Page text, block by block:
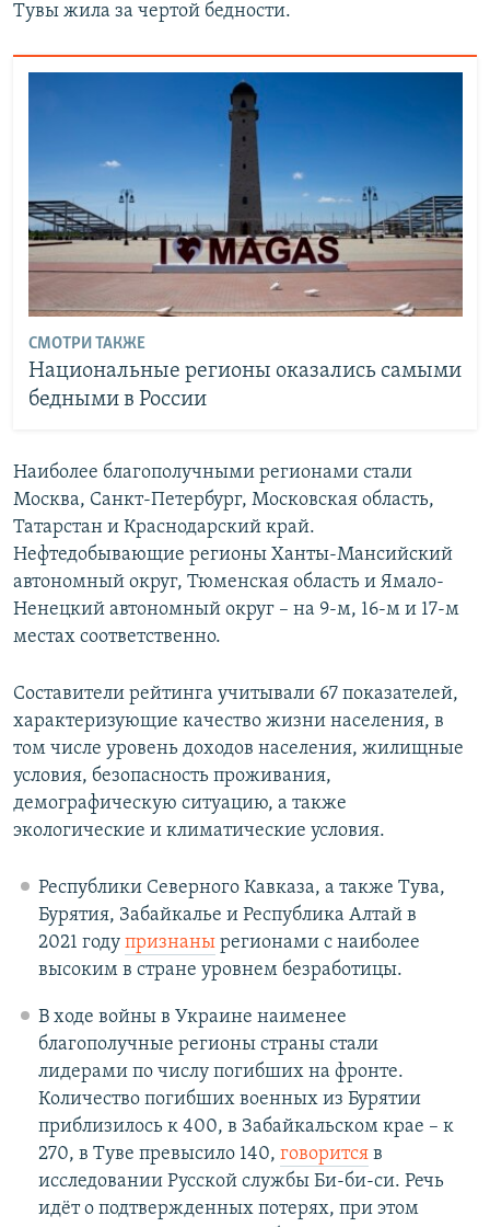
Тувы жила за чертой бедности.
СМОТРИ ТАКЖЕ
Национальные регионы оказались самыми
бедными в России
Наиболее благополучными регионами стали
Москва, Санкт-Петербург, Московская область,
Татарстан и Краснодарский край.
Нефтедобывающие регионы Ханты-Мансийский
автономный округ, Тюменская область и Ямало-
Ненецкий автономный округ – на 9-м, 16-м и 17-м
местах соответственно.
Составители рейтинга учитывали 67 показателей,
характеризующие качество жизни населения, в
том числе уровень доходов населения, жилищные
условия, безопасность проживания,
демографическую ситуацию, а также
экологические и климатические условия.
Республики Северного Кавказа, а также Тува,
Бурятия, Забайкалье и Республика Алтай в
2021 году признанырегионами с наиболее
высоким в стране уровнем безработицы.
В ходе войны в Украине наименее
благополучные регионы страны стали
лидерами по числу погибших на фронте.
Количество погибших военных из Бурятии
приблизилось к 400, в Забайкальском крае – к
270, в Туве превысило 140, говоритсяв
исследовании Русской службы Би-би-си. Речь
идёт о подтвержденных потерях, при этом